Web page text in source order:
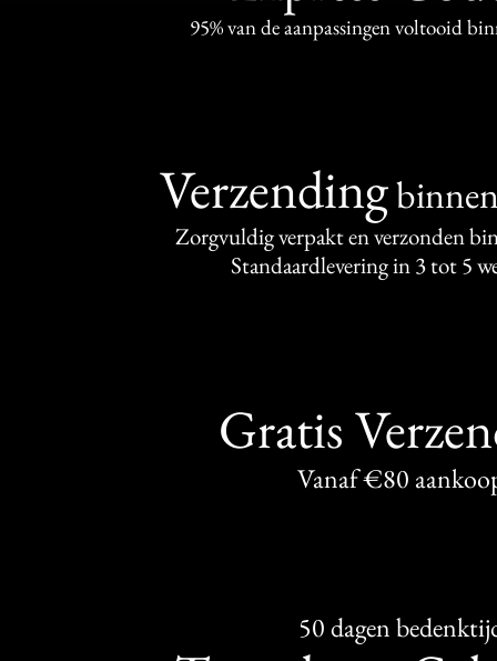
95% van de aanpassingen voltooid
Verzending
Zorgvuldig verpakt en verzonden
Standaardlevering in 3 tot 5
Gratis
Vanaf €80
50 dagen